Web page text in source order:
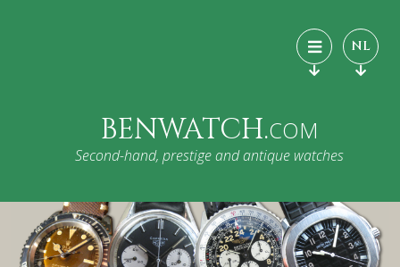
NL
BENWATCH.COM
Second-hand, prestige and antique watches